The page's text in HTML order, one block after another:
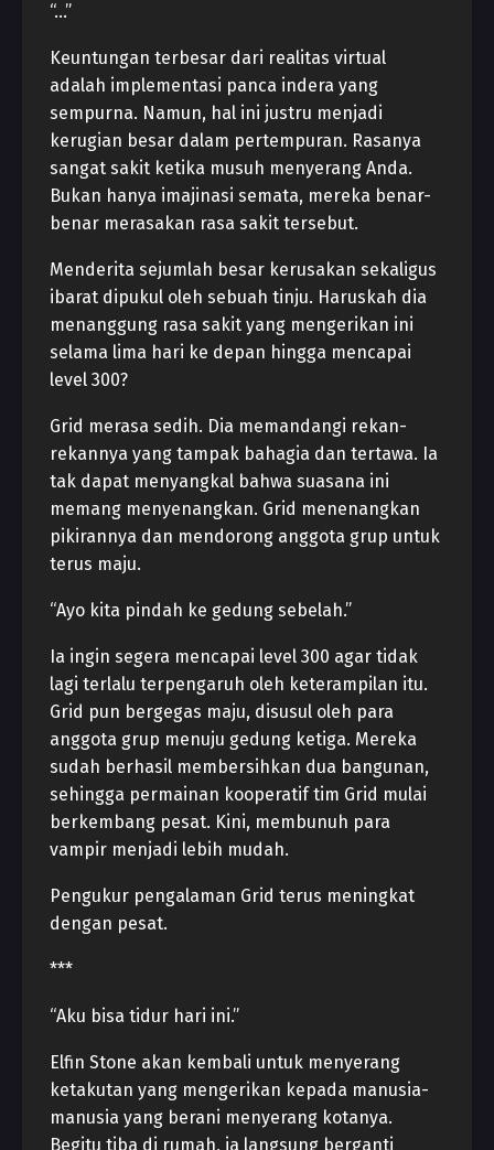
“…”
Keuntungan terbesar dari realitas virtual
adalah implementasi panca indera yang
sempurna. Namun, hal ini justru menjadi
kerugian besar dalam pertempuran. Rasanya
sangat sakit ketika musuh menyerang Anda.
Bukan hanya imajinasi semata, mereka benar-
benar merasakan rasa sakit tersebut.
Menderita sejumlah besar kerusakan sekaligus
ibarat dipukul oleh sebuah tinju. Haruskah dia
menanggung rasa sakit yang mengerikan ini
selama lima hari ke depan hingga mencapai
level 300?
Grid merasa sedih. Dia memandangi rekan-
rekannya yang tampak bahagia dan tertawa. Ia
tak dapat menyangkal bahwa suasana ini
memang menyenangkan. Grid menenangkan
pikirannya dan mendorong anggota grup untuk
terus maju.
“Ayo kita pindah ke gedung sebelah.”
Ia ingin segera mencapai level 300 agar tidak
lagi terlalu terpengaruh oleh keterampilan itu.
Grid pun bergegas maju, disusul oleh para
anggota grup menuju gedung ketiga. Mereka
sudah berhasil membersihkan dua bangunan,
sehingga permainan kooperatif tim Grid mulai
berkembang pesat. Kini, membunuh para
vampir menjadi lebih mudah.
Pengukur pengalaman Grid terus meningkat
dengan pesat.
***
“Aku bisa tidur hari ini.”
Elfin Stone akan kembali untuk menyerang
ketakutan yang mengerikan kepada manusia-
manusia yang berani menyerang kotanya.
Begitu tiba di rumah, ia langsung berganti